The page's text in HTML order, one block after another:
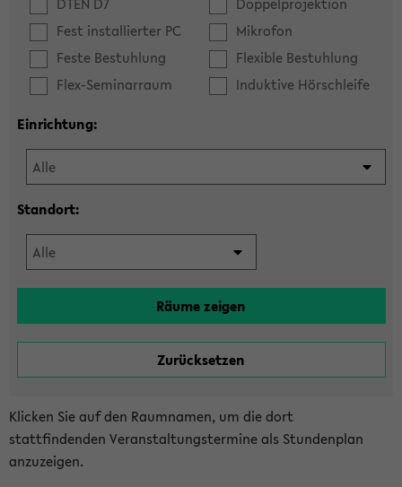
Fest installierter PC
Mikrofon
Feste Bestuhlung
Flexible Bestuhlung
Flex-Seminarraum
Induktive Hörschleife
Einrichtung:
Standort:
Klicken Sie auf den Raumnamen, um die dort
stattfindenden Veranstaltungstermine als Stundenplan
anzuzeigen.